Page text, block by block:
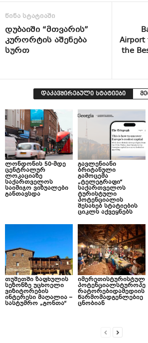
წინა სტატიაში
დუბაიში “მთვარის”
კურორტის აშენება
სურთ
the
დაკავშირებული სტატიები
ლონდონის 50-მდე
ცენტრალურ
ლოკაციაზე
საქართველოს
საიმიჯო ვიზუალები
განთავსდა
გავლენიანი
ბრიტანული
გამოცემა
„ტელეგრაფი“
საქართველოს
ტურისტული
პოტენციალის
შესახებ სტატიების
ციკლს აქვეყნებს
თუშეთში ზაფხულის
სეზონზე უცხოელი
ვიზიტორების
ინტერესი მაღალია –
სასტუმრო „გონთა“
იმერეთისტურისტულ
პოტენციალსტუროპე
რატორებიდამედიის
წარმომადგენლებიე
ცნობიან